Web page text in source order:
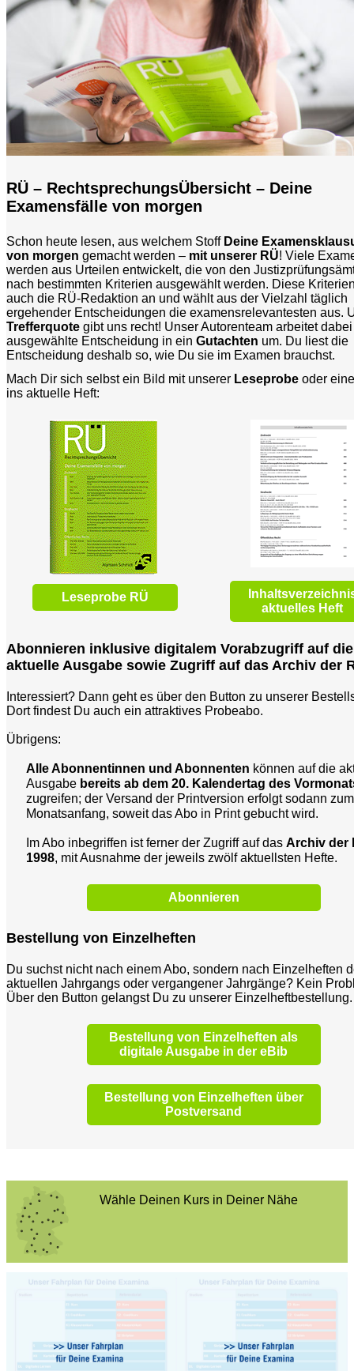
RÜ – RechtsprechungsÜbersicht – Deine
Examensfälle von morgen
Schon heute lesen, aus welchem Stoff Deine
von morgen gemacht werden – mit unserer RÜ! Viele
werden aus Urteilen entwickelt, die von den
nach bestimmten Kriterien ausgewählt werden. Diese
auch die RÜ-Redaktion an und wählt aus der Vielzahl täglich
ergehender Entscheidungen die examensrelevantesten aus.
Trefferquote gibt uns recht! Unser Autorenteam arbeitet
ausgewählte Entscheidung in ein Gutachten um. Du liest die
Entscheidung deshalb so, wie Du sie im Examen brauchst.
Mach Dir sich selbst ein Bild mit unserer Leseprobe oder
ins aktuelle Heft:
Leseprobe RÜ
aktuelles Heft
Abonnieren inklusive digitalem Vorabzugriff auf die
aktuelle Ausgabe sowie Zugriff auf das Archiv der
Interessiert? Dann geht es über den Button zu unserer
Dort findest Du auch ein attraktives Probeabo.
Übrigens:
Alle Abonnentinnen und Abonnenten können auf die
Ausgabe bereits ab dem 20. Kalendertag des
zugreifen; der Versand der Printversion erfolgt sodann zum
Monatsanfang, soweit das Abo in Print gebucht wird.
Im Abo inbegriffen ist ferner der Zugriff auf das Archiv der
1998, mit Ausnahme der jeweils zwölf aktuellsten Hefte.
Abonnieren
Bestellung von Einzelheften
Du suchst nicht nach einem Abo, sondern nach Einzelheften
aktuellen Jahrgangs oder vergangener Jahrgänge? Kein
Über den Button gelangst Du zu unserer Einzelheftbestellung.
Bestellung von Einzelheften als
digitale Ausgabe in der eBib
Bestellung von Einzelheften über
Postversand
Wähle Deinen Kurs in Deiner Nähe